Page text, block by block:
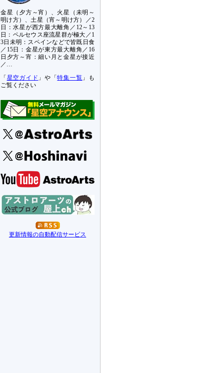
金星（夕方～宵）、火星（未明～
明け方）、土星（宵～明け方）／2
日：水星が西方最大離角／12～13
日：ペルセウス座流星群が極大／1
3日未明：スペインなどで皆既日食
／15日：金星が東方最大離角／16
日夕方～宵：細い月と金星が接近
／…
「 星空ガイド 」や「特集一覧 」も
ご覧ください
更新情報の自動配信サービス